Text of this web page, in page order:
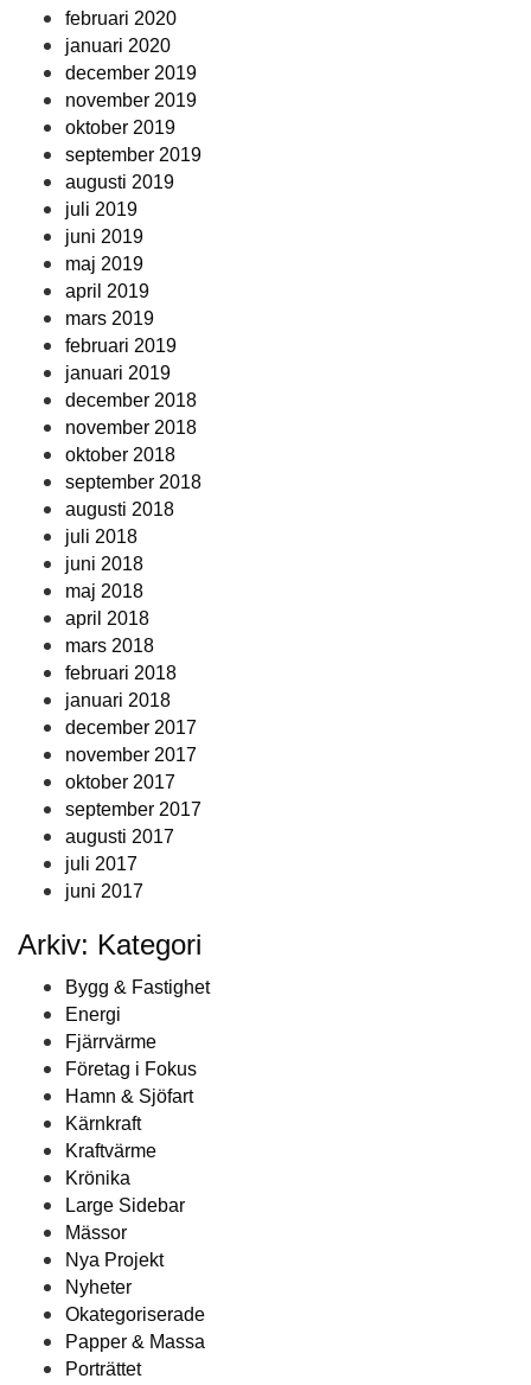
februari 2020
januari 2020
december 2019
november 2019
oktober 2019
september 2019
augusti 2019
juli 2019
juni 2019
maj 2019
april 2019
mars 2019
februari 2019
januari 2019
december 2018
november 2018
oktober 2018
september 2018
augusti 2018
juli 2018
juni 2018
maj 2018
april 2018
mars 2018
februari 2018
januari 2018
december 2017
november 2017
oktober 2017
september 2017
augusti 2017
juli 2017
juni 2017
Arkiv: Kategori
Bygg & Fastighet
Energi
Fjärrvärme
Företag i Fokus
Hamn & Sjöfart
Kärnkraft
Kraftvärme
Krönika
Large Sidebar
Mässor
Nya Projekt
Nyheter
Okategoriserade
Papper & Massa
Porträttet